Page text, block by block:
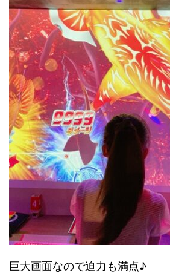
巨大画面なので迫力も満点♪